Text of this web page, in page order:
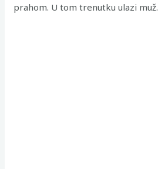
prahom. U tom trenutku ulazi muž.